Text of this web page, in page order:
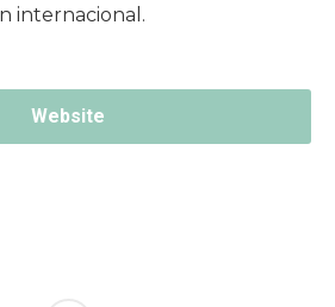
internacional.
Website